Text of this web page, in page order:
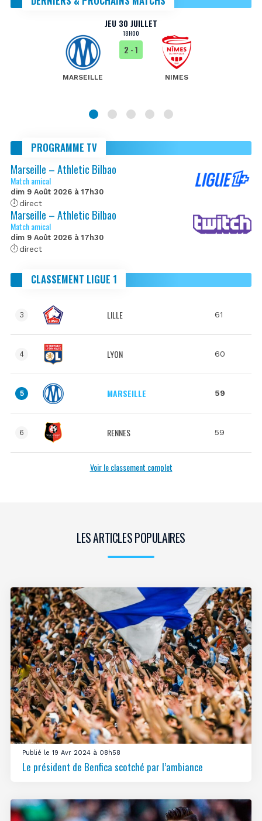
JEU 30 JUILLET
18H00
MARSEILLE
2 - 1
NIMES
PROGRAMME TV
Marseille – Athletic Bilbao
Match amical
dim 9 Août 2026 à 17h30
direct
Marseille – Athletic Bilbao
Match amical
dim 9 Août 2026 à 17h30
direct
CLASSEMENT LIGUE 1
3 LILLE 61
4 LYON 60
5 MARSEILLE 59
6 RENNES 59
Voir le classement complet
LES ARTICLES POPULAIRES
Publié le 19 Avr 2024 à 08h58
Le président de Benfica scotché par l’ambiance